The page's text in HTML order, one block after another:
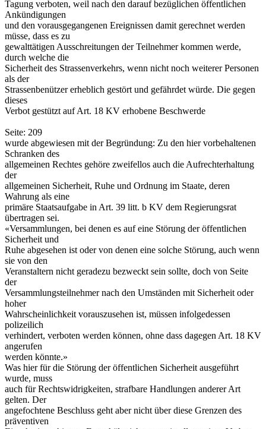
Tagung verboten, weil nach den darauf bezüglichen öffentlichen
Ankündigungen
und den vorausgegangenen Ereignissen damit gerechnet werden
müsse, dass es zu
gewalttätigen Ausschreitungen der Teilnehmer kommen werde,
durch welche die
Sicherheit des Strassenverkehrs, wenn nicht noch weiterer Personen
als der
Strassenbenützer erheblich gestört und gefährdet würde. Die gegen
dieses
Verbot gestützt auf Art. 18 KV erhobene Beschwerde
Seite: 209
wurde abgewiesen mit der Begründung: Zu den hier vorbehaltenen
Schranken des
allgemeinen Rechtes gehöre zweifellos auch die Aufrechterhaltung
der
allgemeinen Sicherheit, Ruhe und Ordnung im Staate, deren
Wahrung als eine
primäre Staatsaufgabe in Art. 39 litt. b KV dem Regierungsrat
übertragen sei.
«Versammlungen, bei denen es auf eine Störung der öffentlichen
Sicherheit und
Ruhe abgesehen ist oder von denen eine solche Störung, auch wenn
sie von den
Veranstaltern nicht geradezu bezweckt sein sollte, doch von Seite
der
Versammlungsteilnehmer nach den Umständen mit Sicherheit oder
hoher
Wahrscheinlichkeit vorauszusehen ist, müssen infolgedessen
polizeilich
verhindert, verboten werden können, ohne dass dagegen Art. 18 KV
angerufen
werden könnte.»
Was hier für die Störung der öffentlichen Sicherheit ausgeführt
wurde, muss
auch für Rechtswidrigkeiten, strafbare Handlungen anderer Art
gelten. Der
angefochtene Beschluss geht aber nicht über diese Grenzen des
präventiven